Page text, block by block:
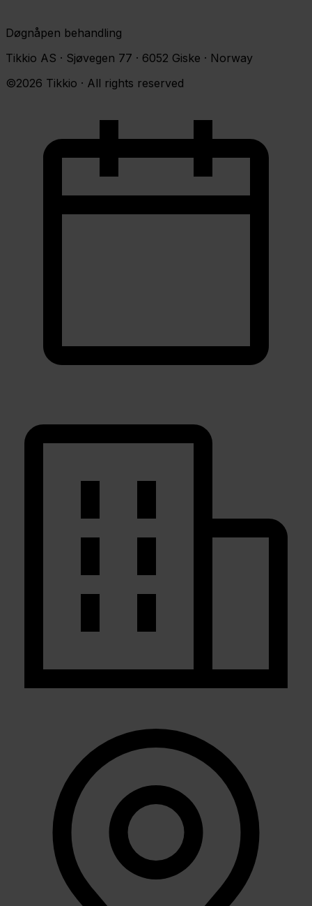
Døgnåpen behandling
Tikkio AS · Sjøvegen 77 · 6052 Giske · Norway
©2026 Tikkio · All rights reserved